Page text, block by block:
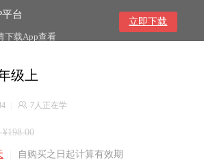
平台
下载App查看
立即下载
级上
 7人正在学
自购买之日起计算有效期